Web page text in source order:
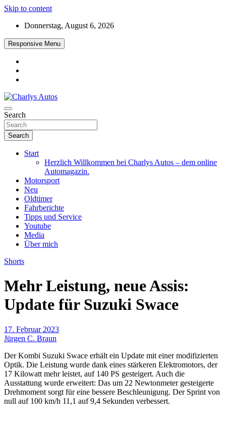
Skip to content
Donnerstag, August 6, 2026
Responsive Menu
Charlys Autos
Das neue Automagazin – global. regional. informativ. interaktiv
Search
Search
Start
Herzlich Willkommen bei Charlys Autos – dem online
Automagazin.
Motorsport
Neu
Oldtimer
Fahrberichte
Tipps und Service
Youtube
Media
Über mich
Shorts
Mehr Leistung, neue Assis:
Update für Suzuki Swace
17. Februar 2023
Jürgen C. Braun
Der Kombi Suzuki Swace erhält ein Update mit einer modifizierten
Optik. Die Leistung wurde dank eines stärkeren Elektromotors, der
17 Kilowatt mehr leistet, auf 140 PS gesteigert. Auch die
Ausstattung wurde erweitert: Das um 22 Newtonmeter gesteigerte
Drehmoment sorgt für eine bessere Beschleunigung. Der Sprint von
null auf 100 km/h 11,1 auf 9,4 Sekunden verbessert.